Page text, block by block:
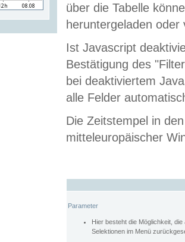
über die Tabelle
heruntergeladen oder
Ist Javascript
Bestätigung des
bei deaktiviertem
alle Felder
Die Zeitstempel in
mitteleuropäischer
Parameter
Hier besteht die Möglichkeit,
Selektionen im Menü